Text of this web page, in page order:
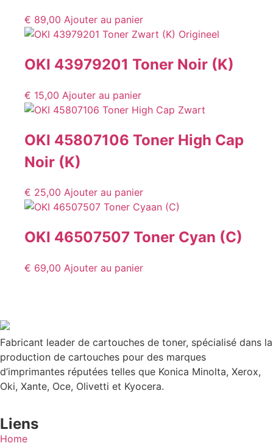
€ 89,00 Ajouter au panier
OKI 43979201 Toner Noir (K)
€ 15,00 Ajouter au panier
OKI 45807106 Toner High Cap
Noir (K)
€ 25,00 Ajouter au panier
OKI 46507507 Toner Cyan (C)
€ 69,00 Ajouter au panier
Fabricant leader de cartouches de toner, spécialisé dans la
production de cartouches pour des marques
d’imprimantes réputées telles que Konica Minolta, Xerox,
Oki, Xante, Oce, Olivetti et Kyocera.
Liens
Home